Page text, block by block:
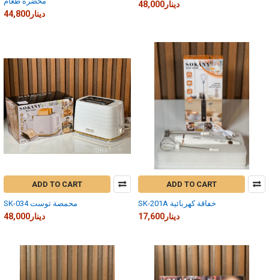
44,800دينار
48,000دينار
ADD TO CART
SK-034 محمصة توست
48,000دينار
ADD TO CART
SK-201A خفاقة كهربائية
17,600دينار